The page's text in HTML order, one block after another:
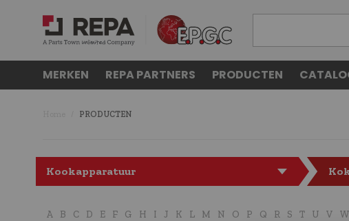
MERKEN REPA PARTNERS PRODUCTEN
PRODUCTEN
Kookapparatuur
A B C D E F G H I J K L M N O P Q R S T U V W